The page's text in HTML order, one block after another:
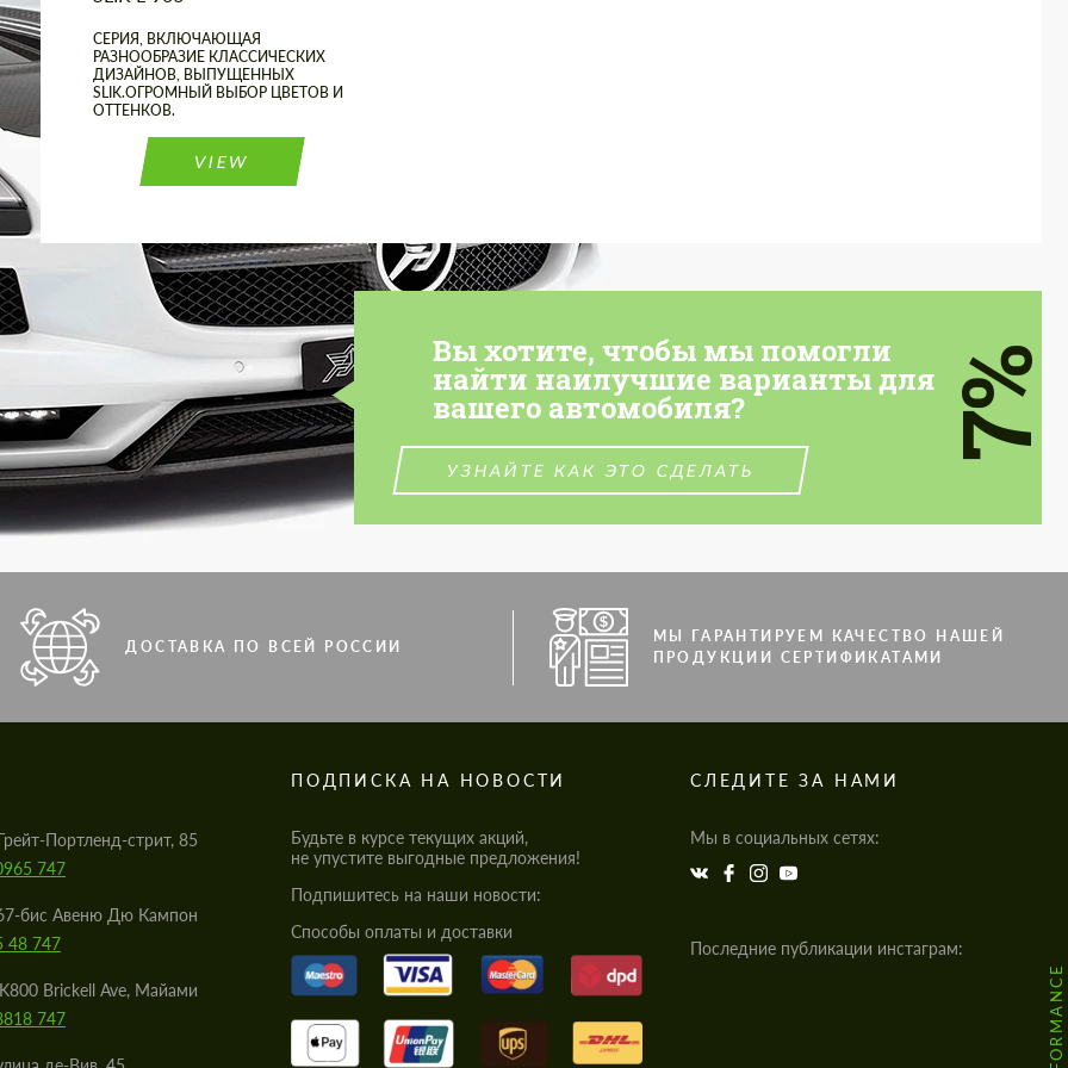
СЕРИЯ, ВКЛЮЧАЮЩАЯ
РАЗНООБРАЗИЕ КЛАССИЧЕСКИХ
ДИЗАЙНОВ, ВЫПУЩЕННЫХ
SLIK.ОГРОМНЫЙ ВЫБОР ЦВЕТОВ И
ОТТЕНКОВ.
VIEW
Вы хотите, чтобы мы помогли
найти наилучшие варианты для
вашего автомобиля?
УЗНАЙТЕ КАК ЭТО СДЕЛАТЬ
7%
ДОСТАВКА ПО ВСЕЙ РОССИИ
МЫ ГАРАНТИРУЕМ КАЧЕСТВО НАШЕЙ
ПРОДУКЦИИ СЕРТИФИКАТАМИ
Портленд-стрит, 85
747
бис Авеню Дю Кампон
48 747
Brickell Ave, Майами
747
ПОДПИСКА НА НОВОСТИ
Будьте в курсе текущих акций,
не упустите выгодные предложения!
Подпишитесь на наши новости:
Cпособы оплаты и доставки
СЛЕДИТЕ ЗА НАМИ
Мы в социальных сетях:
Последние публикации инстаграм: